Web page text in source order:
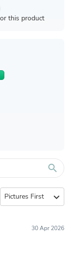
this product
search
expand_more
30 Apr 2026